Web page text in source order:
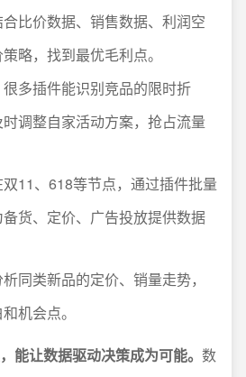
比价数据、销售数据、利润空
略，找到最优毛利点。
很多插件能识别竞品的限时折
调整自家活动方案，抢占流量
11、618等节点，通过插件批量
货、定价、广告投放提供数据
析同类新品的定价、销量走势，
机会点。
能让数据驱动决策成为可能。 数